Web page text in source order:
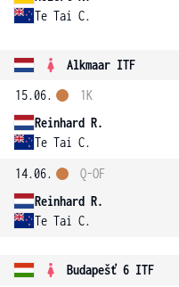
Te Tai C.
Alkmaar ITF
15.06.
Reinhard R.
Te Tai C.
1K
14.06.
Reinhard R.
Te Tai C.
Q-OF
Budapešť 6 ITF